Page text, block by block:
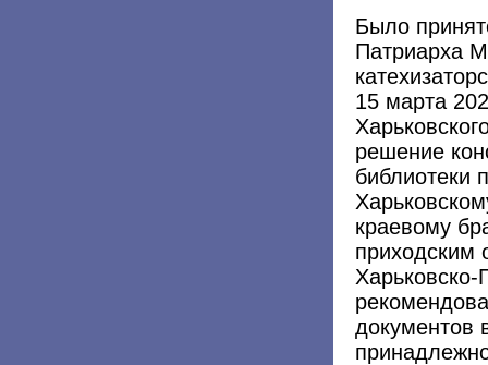
Было
Патриарха
15 марта
решение
библиотеки
краевому
приходским
документов